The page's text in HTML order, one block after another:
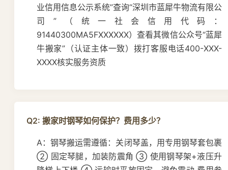
业信用信息公示系统”查询“深圳市蓝犀牛物流有限公
司”（统一社会信用代码：
91440300MA5FXXXXXX）查看其微信公众号“蓝犀
牛搬家”（认证主体一致）拨打客服电话400-XXX-
XXXX核实服务资质
Q2: 搬家时钢琴如何保护？费用多少？
A：钢琴搬运需遵循：关闭琴盖，用专用钢琴套包裹
② 固定琴腿，加装防震角 ③ 使用钢琴架+液压升